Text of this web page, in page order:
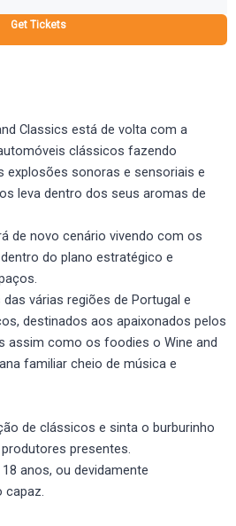
Get Tickets
Classics está de volta com a
clássicos fazendo
explosões sonoras e sensoriais e
leva dentro dos seus aromas de
de novo cenário vivendo com os
do plano estratégico e
várias regiões de Portugal e
destinados aos apaixonados pelos
assim como os foodies o Wine and
familiar cheio de música e
de clássicos e sinta o burburinho
presentes.
anos, ou devidamente
capaz.